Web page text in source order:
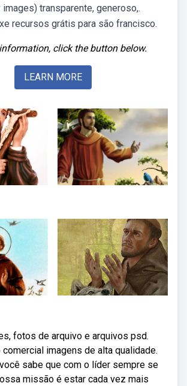
transparente, generoso,.
recursos grátis para são francisco.
click the button below.
LEARN MORE
fotos de arquivo e arquivos psd.
comercial imagens de alta qualidade.
sabe que com o líder sempre se
missão é estar cada vez mais